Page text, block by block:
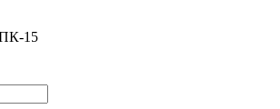
15